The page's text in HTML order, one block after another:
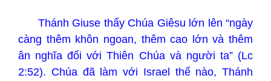
Thánh Giuse thấy Chúa Giêsu lớn lên “ngày
càng thêm khôn ngoan, thêm cao lớn và thêm
ân nghĩa đối với Thiên Chúa và người ta” (Lc
2:52). Chúa đã làm với Israel thế nào, Thánh